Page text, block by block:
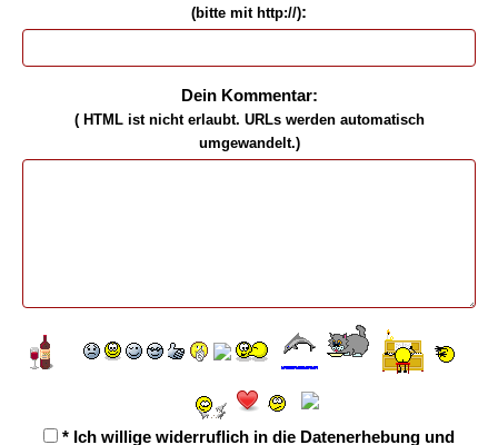
(bitte mit http://):
Dein Kommentar:
( HTML ist nichterlaubt. URLs werden automatisch
umgewandelt.)
* Ich willige widerruflich in die Datenerhebung und